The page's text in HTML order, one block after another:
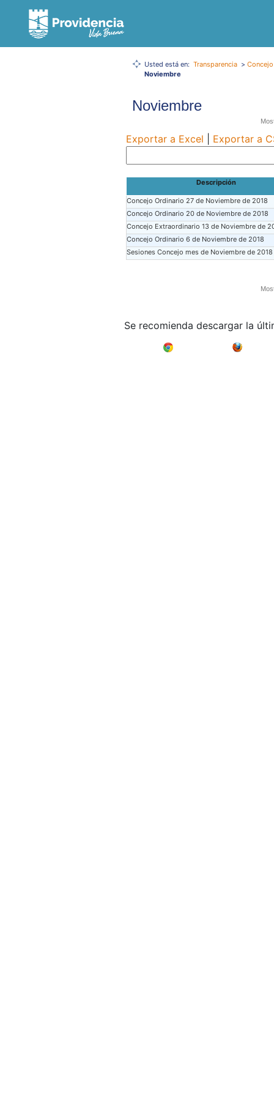
Usted está en: Transparencia >
Noviembre
Noviembre
Exportar a Excel Exportar a
Descripción
Concejo Ordinario 27 de Noviembre de 2018
Concejo Ordinario 20 de Noviembre de 2018
Concejo Extraordinario 13 de Noviembre de
Concejo Ordinario 6 de Noviembre de 2018
Sesiones Concejo mes de Noviembre de 2018
Se recomienda descargar la